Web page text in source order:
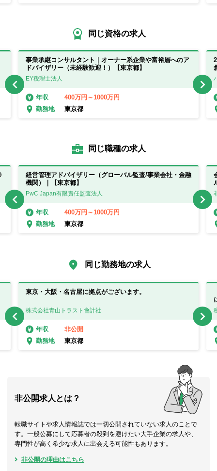
同じ資格の求人
事業承継コンサルタント｜オーナー系企業や富裕層へのア
ドバイザリー（未経験歓迎！）【東京都】
EY税理士法人
年収
400万円～1000万円
勤務地
東京都
同じ職種の求人
経営管理アドバイザリー（グローバル監査/事業会社・金融
機関）｜【東京都】
PwC Japan有限責任監査法人
年収
400万円～1000万円
勤務地
東京都
同じ勤務地の求人
東京・大阪・名古屋に拠点がございます。
株式会社青山トラスト會計社
年収
非公開
勤務地
東京都
非公開求人とは？
転職サイトや求人情報誌では一切公開されていない求人のことで
す。一般公募にして応募者の殺到を避けたい大手企業の求人や、
専門性が高く希少な求人に出会える可能性もあります。
非公開の理由はこちら